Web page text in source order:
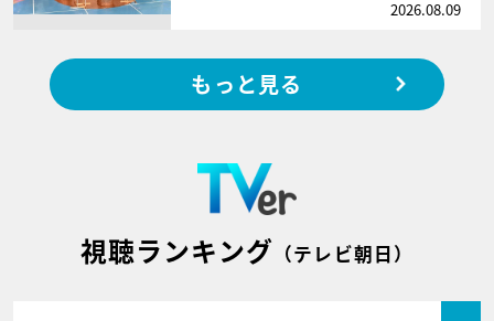
2026.08.09
もっと見る
視聴ランキング （テレビ朝日）